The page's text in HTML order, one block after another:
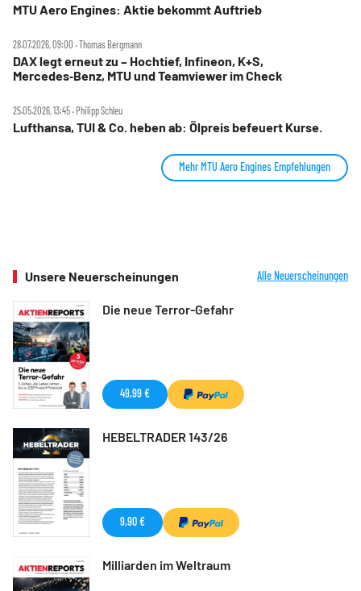
MTU Aero Engines: Aktie bekommt Auftrieb
28.07.2026, 09:00 ‧ Thomas Bergmann
DAX legt erneut zu – Hochtief, Infineon, K+S,
Mercedes‑Benz, MTU und Teamviewer im Check
25.05.2026, 13:45 ‧ Philipp Schleu
Lufthansa, TUI & Co. heben ab: Ölpreis befeuert Kurse.
Mehr MTU Aero Engines Empfehlungen
Unsere Neuerscheinungen Alle Neuerscheinungen
Die neue Terror-Gefahr
49,99 €
HEBELTRADER 143/26
9,90 €
Milliarden im Weltraum